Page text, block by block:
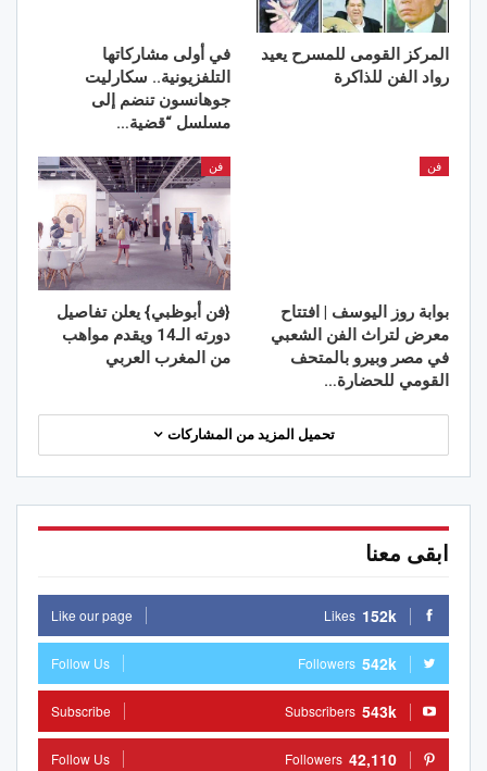
المركز القومى للمسرح يعيد
رواد الفن للذاكرة
في أولى مشاركاتها
التلفزيونية.. سكارليت
جوهانسون تنضم إلى
مسلسل “قضية…
فن
بوابة روز اليوسف | افتتاح
معرض لتراث الفن الشعبي
في مصر وبيرو بالمتحف
القومي للحضارة…
فن
{فن أبوظبي} يعلن تفاصيل
دورته الـ14 ويقدم مواهب
من المغرب العربي
تحميل المزيد من المشاركات
ابقى معنا
152k
Likes
Like our page
542k
Followers
Follow Us
543k
Subscribers
Subscribe
42,110
Followers
Follow Us